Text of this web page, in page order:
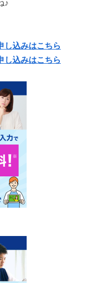
♪
し込みはこちら
し込みはこちら